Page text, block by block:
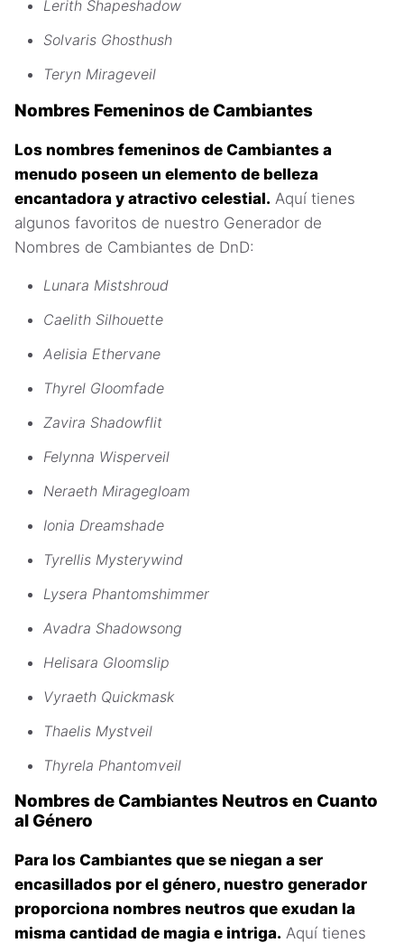
Lerith Shapeshadow
Solvaris Ghosthush
Teryn Mirageveil
Nombres Femeninos de Cambiantes
Los nombres femeninos de Cambiantes a
menudo poseen un elemento de belleza
encantadora y atractivo celestial. Aquí tienes
algunos favoritos de nuestro Generador de
Nombres de Cambiantes de DnD:
Lunara Mistshroud
Caelith Silhouette
Aelisia Ethervane
Thyrel Gloomfade
Zavira Shadowflit
Felynna Wisperveil
Neraeth Miragegloam
Ionia Dreamshade
Tyrellis Mysterywind
Lysera Phantomshimmer
Avadra Shadowsong
Helisara Gloomslip
Vyraeth Quickmask
Thaelis Mystveil
Thyrela Phantomveil
Nombres de Cambiantes Neutros en Cuanto
al Género
Para los Cambiantes que se niegan a ser
encasillados por el género, nuestro generador
proporciona nombres neutros que exudan la
misma cantidad de magia e intriga. Aquí tienes